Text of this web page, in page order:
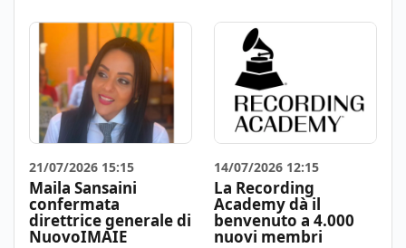
21/07/2026 15:15
Maila Sansaini
confermata
direttrice generale di
NuovoIMAIE
14/07/2026 12:15
La Recording
Academy dà il
benvenuto a 4.000
nuovi membri